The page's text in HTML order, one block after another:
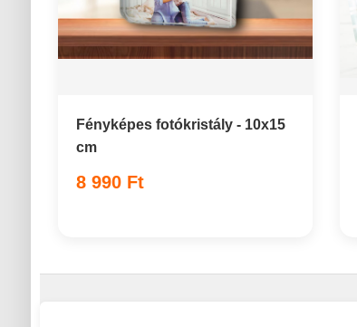
Fényképes fotókristály - 10x15
cm
8 990 Ft